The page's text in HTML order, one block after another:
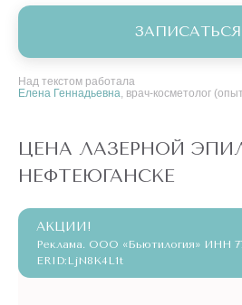
ЗАПИСАТЬСЯ
Над текстом работала
Елена Геннадьевна, врач-косметолог
ЦЕНА ЛАЗЕРНОЙ
НЕФТЕЮГАНСКЕ
АКЦИИ!
Реклама. ООО «Бьютилогия» ИНН
ERID:LjN8K4L1t